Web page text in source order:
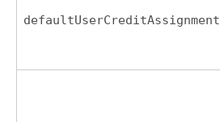
defaultUserCreditAssignment